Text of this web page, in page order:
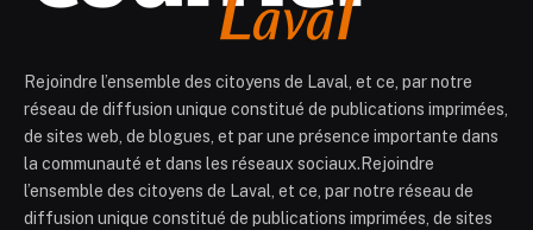
Rejoindre l’ensemble des citoyens de Laval, et ce, par notre
réseau de diffusion unique constitué de publications imprimées,
de sites web, de blogues, et par une présence importante dans
la communauté et dans les réseaux sociaux.Rejoindre
l’ensemble des citoyens de Laval, et ce, par notre réseau de
diffusion unique constitué de publications imprimées, de sites